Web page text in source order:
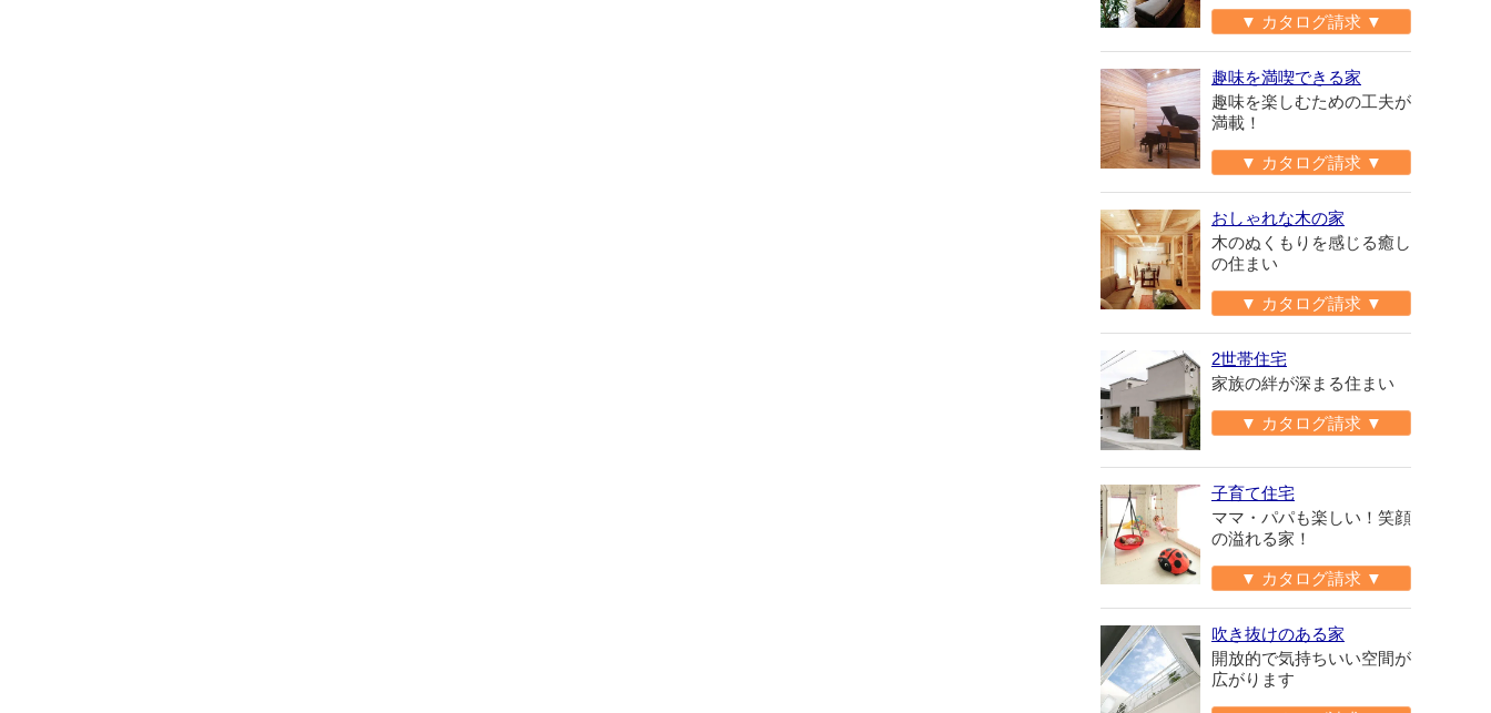
▼ カタログ請求 ▼
趣味を満喫できる家
趣味を楽しむための工夫が
満載！
▼ カタログ請求 ▼
おしゃれな木の家
木のぬくもりを感じる癒し
の住まい
▼ カタログ請求 ▼
2世帯住宅
家族の絆が深まる住まい
▼ カタログ請求 ▼
子育て住宅
ママ・パパも楽しい！笑顔
の溢れる家！
▼ カタログ請求 ▼
吹き抜けのある家
開放的で気持ちいい空間が
広がります